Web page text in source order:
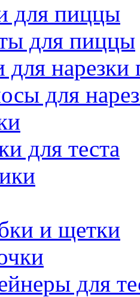
для пиццы
для пиццы
нарезки
для
для теста
и щетки
для